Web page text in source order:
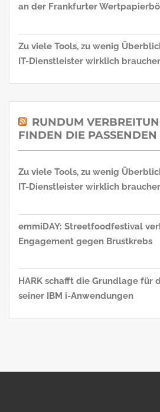
an der Frankfurter
Zu viele Tools, zu wenig
IT-Dienstleister wirklich
RUNDUM
FINDEN DIE PASSENDEN
Zu viele Tools, zu wenig
IT-Dienstleister wirklich
emmiDAY: Streetfoodfestival
Engagement gegen Brustkrebs
HARK schafft die Grundlage für
seiner IBM i-Anwendungen